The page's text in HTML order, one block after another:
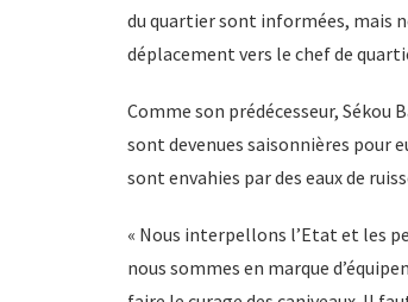
du quartier sont informées, mais
déplacement vers le chef de
Comme son prédécesseur, Sékou
sont devenues saisonnières pour
sont envahies par des eaux de
« Nous interpellons l’Etat et les
nous sommes en marque